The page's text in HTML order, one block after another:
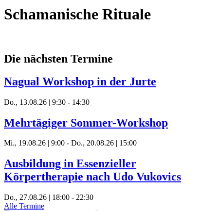
Schamanische Rituale
Die nächsten Termine
Nagual Workshop in der Jurte
Do., 13.08.26 | 9:30 - 14:30
Mehrtägiger Sommer-Workshop
Mi., 19.08.26 | 9:00 - Do., 20.08.26 | 15:00
Ausbildung in Essenzieller
Körpertherapie nach Udo Vukovics
Do., 27.08.26 | 18:00 - 22:30
Alle Termine